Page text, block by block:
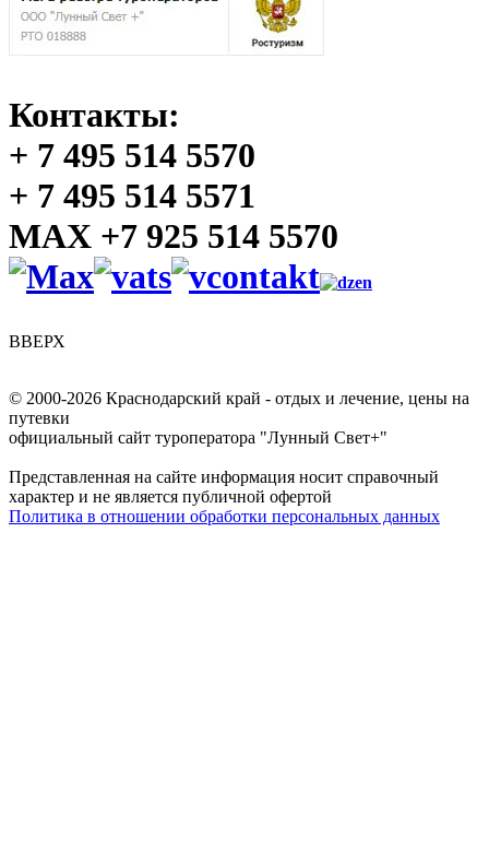
Контакты:
+ 7 495 514 5570
+ 7 495 514 5571
MAX +7 925 514 5570
ВВЕРХ
© 2000-2026 Краснодарский край - отдых и лечение, цены на
путевки
официальный сайт туроператора "Лунный Свет+"
Представленная на сайте информация носит справочный
характер и не является публичной офертой
Политика в отношении обработки персональных данных